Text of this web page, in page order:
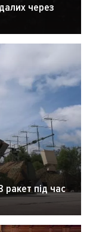
через
ракет під час